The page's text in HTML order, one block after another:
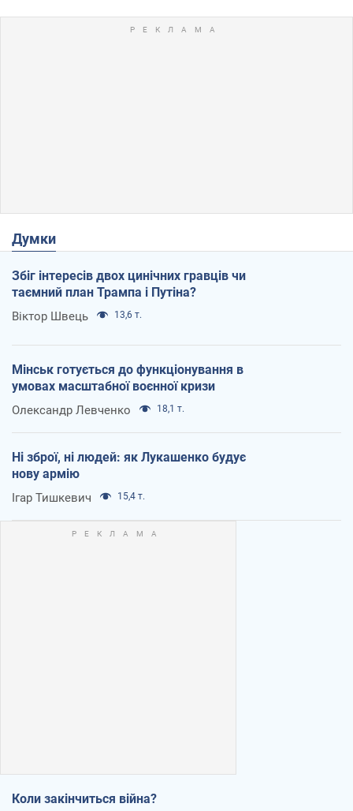
Думки
Збіг інтересів двох цинічних гравців чи
таємний план Трампа і Путіна?
Віктор Швець 13,6 т.
Мінськ готується до функціонування в
умовах масштабної воєнної кризи
Олександр Левченко 18,1 т.
Ні зброї, ні людей: як Лукашенко будує
нову армію
Ігар Тишкевич 15,4 т.
Коли закінчиться війна?